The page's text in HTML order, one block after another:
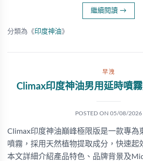
繼續閱讀 →
分類為《印度神油 》
早洩
Climax印度神油男用延時噴
POSTED ON 05/08/2026
Climax印度神油巔峰極限版是一款專為
噴霧，採用天然植物提取成分，快速起
本文詳細介紹產品特色、品牌背景及